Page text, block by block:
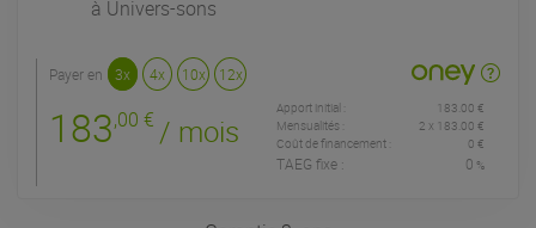
183,00 €
183.00 €
Mensualités :
183.00 €
Coût de financement :
0 €
TAEG fixe : 0 %